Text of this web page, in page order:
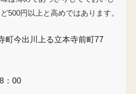
500円以上と高めではあります。
町今出川上る立本寺前町77
：00